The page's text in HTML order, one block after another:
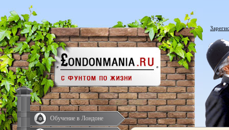
Обучение в Лондоне